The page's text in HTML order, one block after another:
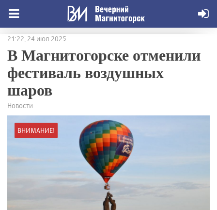
21:22, 24 июл 2025
В Магнитогорске отменили
фестиваль воздушных
шаров
Новости
ВНИМАНИЕ!